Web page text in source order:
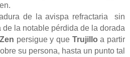
de la avispa refractaria
sin
la notable pérdida de la dorada
Zen persigue y que Trujillo a partir
su persona, hasta un punto tal